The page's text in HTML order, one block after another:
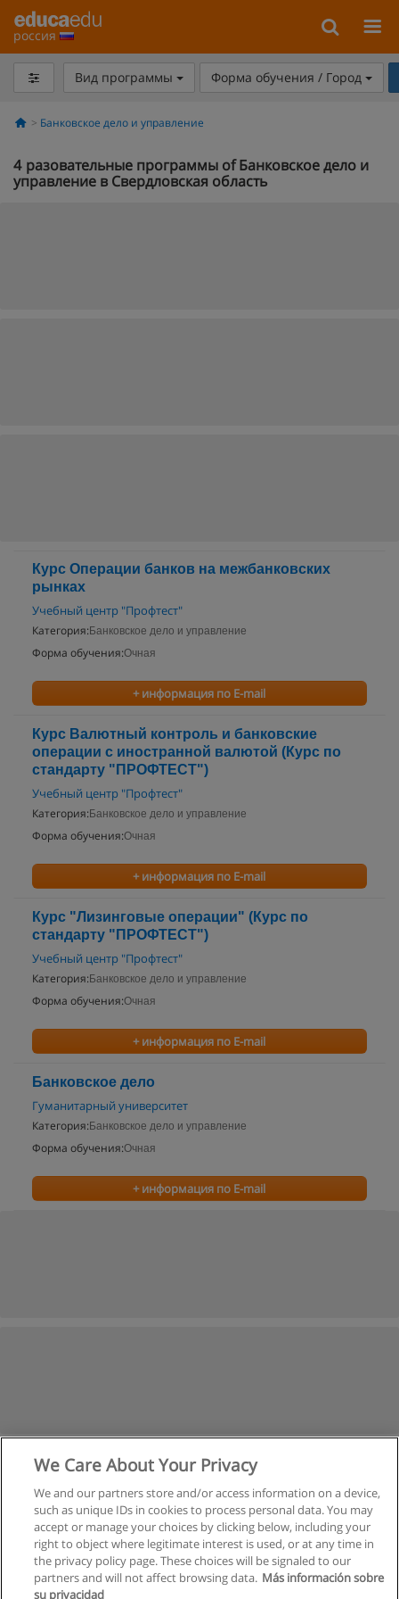
россия
Вид программы Форма обучения / Город
Банковское дело и управление
4 разовательные программы of Банковское дело и
управление в Свердловская область
Курс Операции банков на межбанковских
рынках
Учебный центр "Профтест"
Категория: Банковское дело и управление
Форма обучения:Очная
+ информация по E-mail
Курс Валютный контроль и банковские
операции с иностранной валютой (Курс по
стандарту "ПРОФТЕСТ")
Учебный центр "Профтест"
Категория: Банковское дело и управление
Форма обучения:Очная
+ информация по E-mail
Курс "Лизинговые операции" (Курс по
стандарту "ПРОФТЕСТ")
Учебный центр "Профтест"
Категория: Банковское дело и управление
Форма обучения:Очная
+ информация по E-mail
Банковское дело
Гуманитарный университет
Категория: Банковское дело и управление
Форма обучения:Очная
+ информация по E-mail
We Care About Your Privacy
We and our partners store and/or access information on a device,
such as unique IDs in cookies to process personal data. You may
accept or manage your choices by clicking below, including your
right to object where legitimate interest is used, or at any time in
the privacy policy page. These choices will be signaled to our
partners and will not affect browsing data. Más información sobre
su privacidad